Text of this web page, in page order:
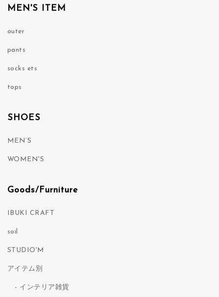
MEN'S ITEM
outer
pants
socks ets
tops
SHOES
MEN’S
WOMEN'S
Goods/Furniture
IBUKI CRAFT
soil
STUDIO'M
アイテム別
インテリア雑貨